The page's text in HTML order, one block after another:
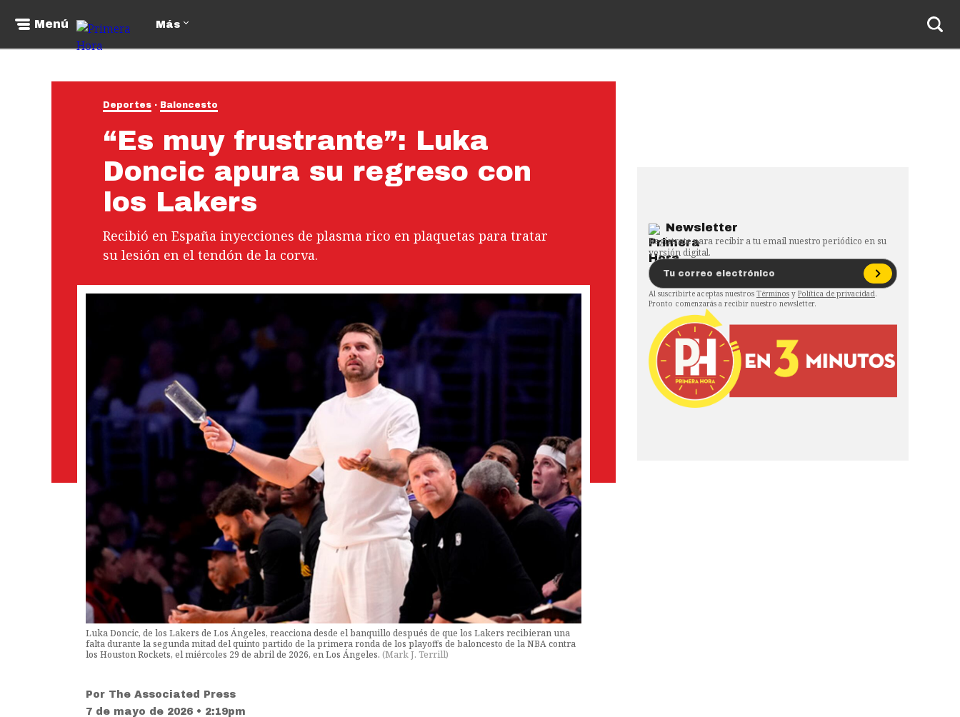
Menú Más
Deportes Baloncesto
“Es muy frustrante”: Luka
Doncic apura su regreso con
los Lakers
Recibió en España inyecciones de plasma rico en plaquetas para tratar
su lesión en el tendón de la corva.
Luka Doncic, de los Lakers de Los Ángeles, reacciona desde el banquillo después de que los Lakers recibieran una
falta durante la segunda mitad del quinto partido de la primera ronda de los playoffs de baloncesto de la NBA contra
los Houston Rockets, el miércoles 29 de abril de 2026, en Los Ángeles. (Mark J. Terrill)
Por The Associated Press
7 de mayo de 2026 • 2:19pm
Newsletter
Regístrate para recibir a tu email nuestro periódico en su
versión digital.
Al suscribirte aceptas nuestros Términos y Política de privacidad.
Pronto comenzarás a recibir nuestro newsletter.